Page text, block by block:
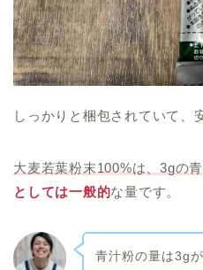
しっかりと梱包されていて、
大麦若葉粉末100%は、3gの
としては一般的な量です。
青汁粉の量は3g